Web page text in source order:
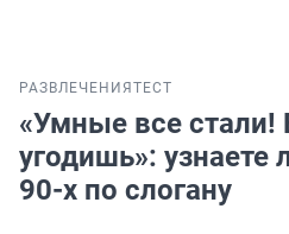
РАЗВЛЕЧЕНИЯ ТЕСТ
«Умные все стали!
угодишь»: узнаете
90-х по слогану